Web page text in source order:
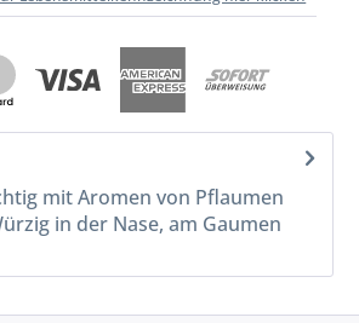
mit Aromen von Pflaumen
in der Nase, am Gaumen